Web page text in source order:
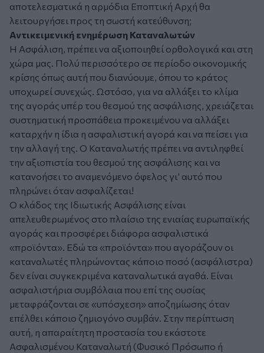
αποτελεσματικά η αρμόδια Εποπτική Αρχή θα
λειτουργήσει προς τη σωστή κατεύθυνση;
Αντικειμενική ενημέρωση Καταναλωτών
Η Ασφάλιση, πρέπει να αξιοποιηθεί ορθολογικά και στη
χώρα μας. Πολύ περισσότερο σε περίοδο οικονομικής
κρίσης όπως αυτή που διανύουμε, όπου το κράτος
υποχωρεί συνεχώς. Ωστόσο, για να αλλάξει το κλίμα
της αγοράς υπέρ του θεσμού της ασφάλισης, χρειάζεται
συστηματική προσπάθεια προκειμένου να αλλάξει
καταρχήν η ίδια η ασφαλιστική αγορά και να πείσει για
την αλλαγή της. Ο Καταναλωτής πρέπει να αντιληφθεί
την αξιοπιστία του θεσμού της ασφάλισης και να
κατανοήσει το αναμενόμενο όφελος γι’ αυτό που
πληρώνει όταν ασφαλίζεται!
Ο κλάδος της Ιδιωτικής Ασφάλισης είναι
απελευθερωμένος στο πλαίσιο της ενιαίας ευρωπαϊκής
αγοράς και προσφέρει διάφορα ασφαλιστικά
«προϊόντα». Εδώ τα «προϊόντα» που αγοράζουν οι
καταναλωτές πληρώνοντας κάποιο ποσό (ασφάλιστρα)
δεν είναι συγκεκριμένα καταναλωτικά αγαθά. Είναι
ασφαλιστήρια συμβόλαια που επί της ουσίας
μεταφράζονται σε «υπόσχεση» αποζημίωσης όταν
επέλθει κάποιο ζημιογόνο συμβάν. Στην περίπτωση
αυτή, η απαραίτητη προστασία του εκάστοτε
Ασφαλισμένου Καταναλωτή (Φυσικό Πρόσωπο ή